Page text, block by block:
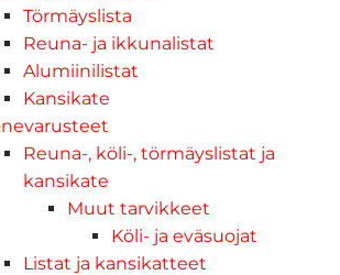
Törmäyslista
Reuna- ja ikkunalistat
Alumiinilistat
Kansikate
Reuna-, köli-, törmäyslistat ja
kansikate
Muut tarvikkeet
Köli- ja eväsuojat
Listat ja kansikatteet